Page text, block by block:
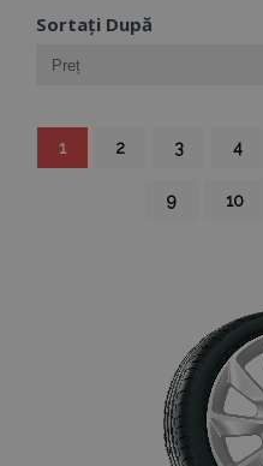
Sortați După
acest
moment
1 2 3 4
9 10